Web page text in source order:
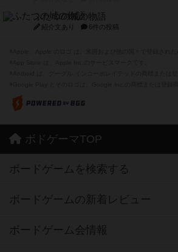
ふたつの城の物語
紹介文あり 6件の投稿
ボドゲーマTOP
ボードゲームを検索する
ボードゲームの新着レビュー
ボードゲーム会情報